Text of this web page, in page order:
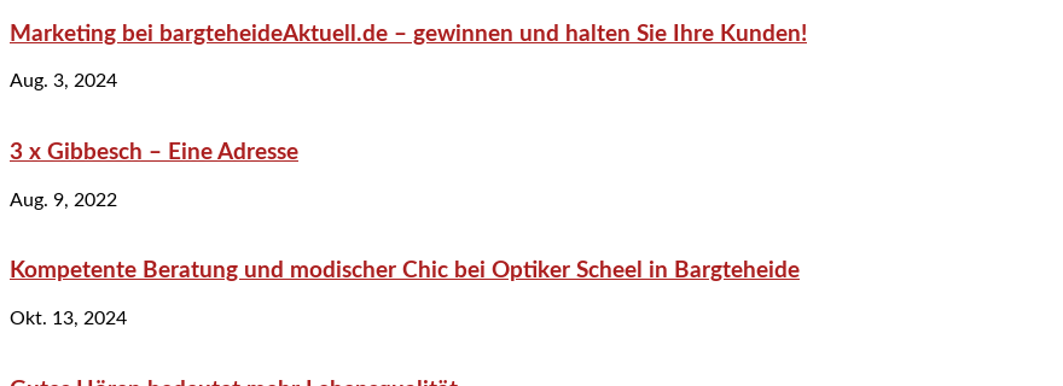
Marketing bei bargteheideAktuell.de – gewinnen und halten Sie Ihre Kunden!
Aug. 3, 2024
3 x Gibbesch – Eine Adresse
Aug. 9, 2022
Kompetente Beratung und modischer Chic bei Optiker Scheel in Bargteheide
Okt. 13, 2024